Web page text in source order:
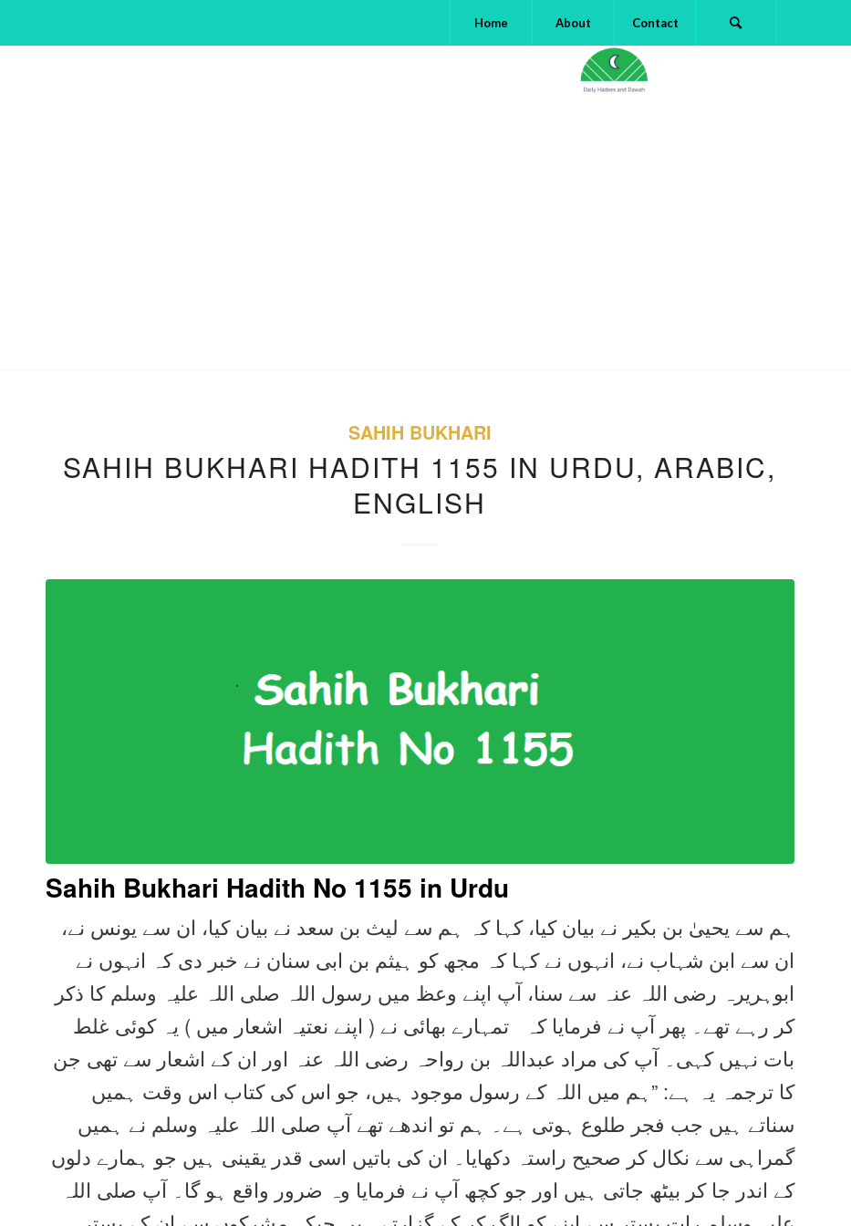
Home About Contact
SAHIH BUKHARI
SAHIH BUKHARI HADITH 1155 IN URDU, ARABIC,
ENGLISH
Sahih Bukhari Hadith No 1155 in Urdu
ہم سے یحییٰ بن بکیر نے بیان کیا، کہا کہ ہم سے لیث بن سعد نے بیان کیا، ان سے یونس نے،
ان سے ابن شہاب نے، انہوں نے کہا کہ مجھ کو ہیثم بن ابی سنان نے خبر دی کہ انہوں نے
ابوہریرہ رضی اللہ عنہ سے سنا، آپ اپنے وعظ میں رسول اللہ صلی اللہ علیہ وسلم کا ذکر
کر رہے تھے۔ پھر آپ نے فرمایا کہ تمہارے بھائی نے ( اپنے نعتیہ اشعار میں ) یہ کوئی غلط
بات نہیں کہی۔ آپ کی مراد عبداللہ بن رواحہ رضی اللہ عنہ اور ان کے اشعار سے تھی جن
کا ترجمہ یہ ہے: ”ہم میں اللہ کے رسول موجود ہیں، جو اس کی کتاب اس وقت ہمیں
سناتے ہیں جب فجر طلوع ہوتی ہے۔ ہم تو اندھے تھے آپ صلی اللہ علیہ وسلم نے ہمیں
گمراہی سے نکال کر صحیح راستہ دکھایا۔ ان کی باتیں اسی قدر یقینی ہیں جو ہمارے دلوں
کے اندر جا کر بیٹھ جاتی ہیں اور جو کچھ آپ نے فرمایا وہ ضرور واقع ہو گا۔ آپ صلی اللہ